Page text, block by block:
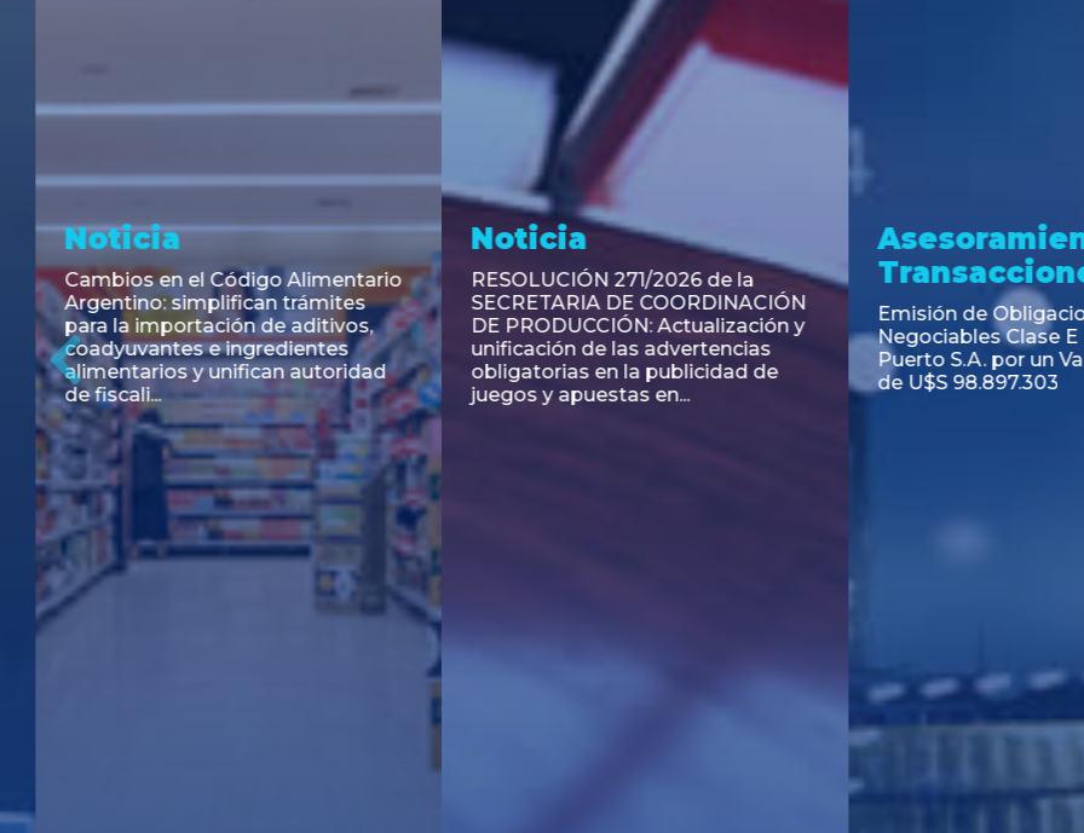
Noticia
RESOLUCIÓN 271/2026 de la
SECRETARIA DE COORDINACIÓN
DE PRODUCCIÓN: Actualización y
unificación de las advertencias
obligatorias en la publicidad de
juegos y apuestas en...
Asesoramiento y
Transacciones
Emisión de Obligaciones
Negociables Clase E de Central
Puerto S.A. por un Valor Nominal
de U$S 98.897.303
Transacciones
PAGBAM asesoró a
autorización para la
de los Certificados de
del Fideicomiso
Previous